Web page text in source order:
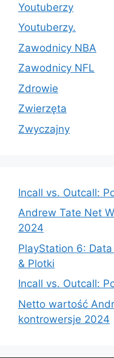
Youtuberzy
Youtuberzy.
Zawodnicy NBA
Zawodnicy NFL
Zdrowie
Zwierzęta
Zwyczajny
Incall vs. Outcall:
Andrew Tate Net
2024
PlayStation 6:
& Plotki
Incall vs. Outcall:
Netto wartość
kontrowersje 2024